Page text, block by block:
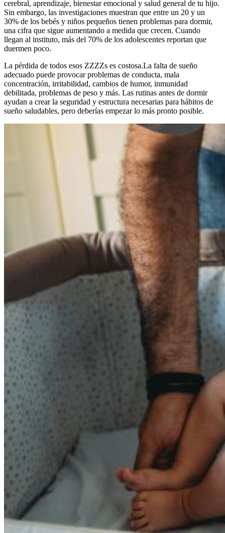
cerebral, aprendizaje, bienestar emocional y salud general de tu hijo.
Sin embargo, las investigaciones muestran que entre un 20 y un
30% de los bebés y niños pequeños tienen problemas para dormir,
una cifra que sigue aumentando a medida que crecen. Cuando
llegan al instituto, más del 70% de los adolescentes reportan que
duermen poco.
La pérdida de todos esos ZZZZs es costosa.La falta de sueño
adecuado puede provocar problemas de conducta, mala
concentración, irritabilidad, cambios de humor, inmunidad
debilitada, problemas de peso y más. Las rutinas antes de dormir
ayudan a crear la seguridad y estructura necesarias para hábitos de
sueño saludables, pero deberías empezar lo más pronto posible.